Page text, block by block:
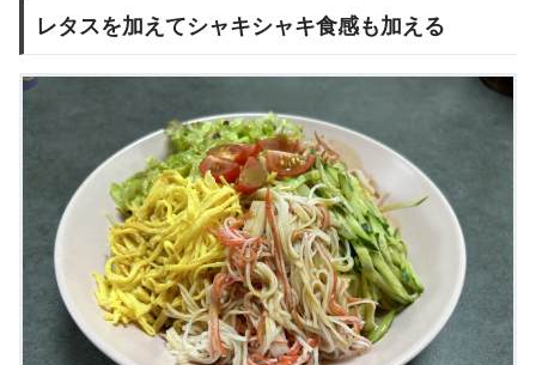
レタスを加えてシャキシャキ食感も加える